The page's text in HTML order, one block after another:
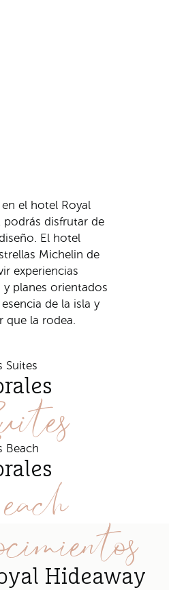
en el hotel Royal
podrás disfrutar de
El hotel
Michelin de
experiencias
planes orientados
de la isla y
que la rodea.
Hideaway